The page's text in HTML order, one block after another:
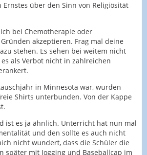
über den Sinn von Religiösität
bei Chemotherapie oder
akzeptieren. Frag mal deine
stehen. Es sehen bei weitem nicht
als Verbot nicht in zahlreichen
in Minnesota war, wurden
Shirts unterbunden. Von der Kappe
ist es ja ähnlich. Unterricht hat nun mal
und den sollte es auch nicht
nicht wundert, dass die Schüler die
später mit Jogging und Baseballcap im